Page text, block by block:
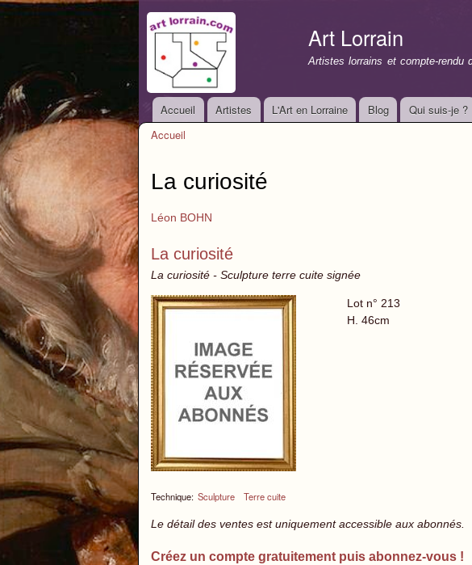
Art Lorrain
Artistes lorrains et compte-rendu
Menu principal
Accueil Artistes L'Art en Lorraine Blog Qui suis-je ?
Accueil
La curiosité
Léon BOHN
La curiosité
La curiosité - Sculpture terre cuite signée
Technique: Sculpture Terre cuite
Lot n° 213
H. 46cm
Le détail des ventes est uniquement accessible aux abonnés.
Créez un compte gratuitement puis abonnez-vous !